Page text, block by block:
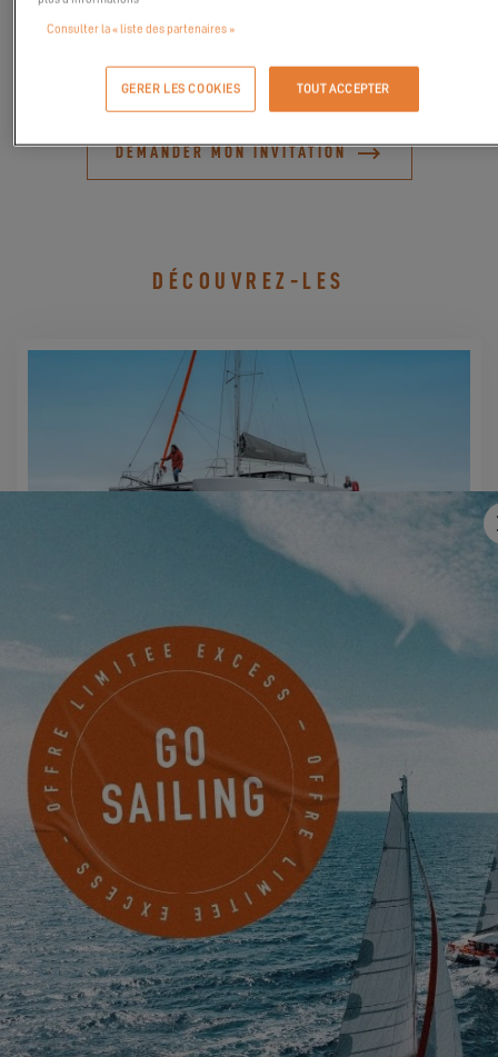
tribu Excess vous attend nombreux afin de partager un moment
DEMANDER MON INVITATION
DÉCOUVREZ-LES
EXCESS 11
EXCESS 15
Consulter la « liste des partenaires »
GERER LES COOKIES TOUT ACCEPTER